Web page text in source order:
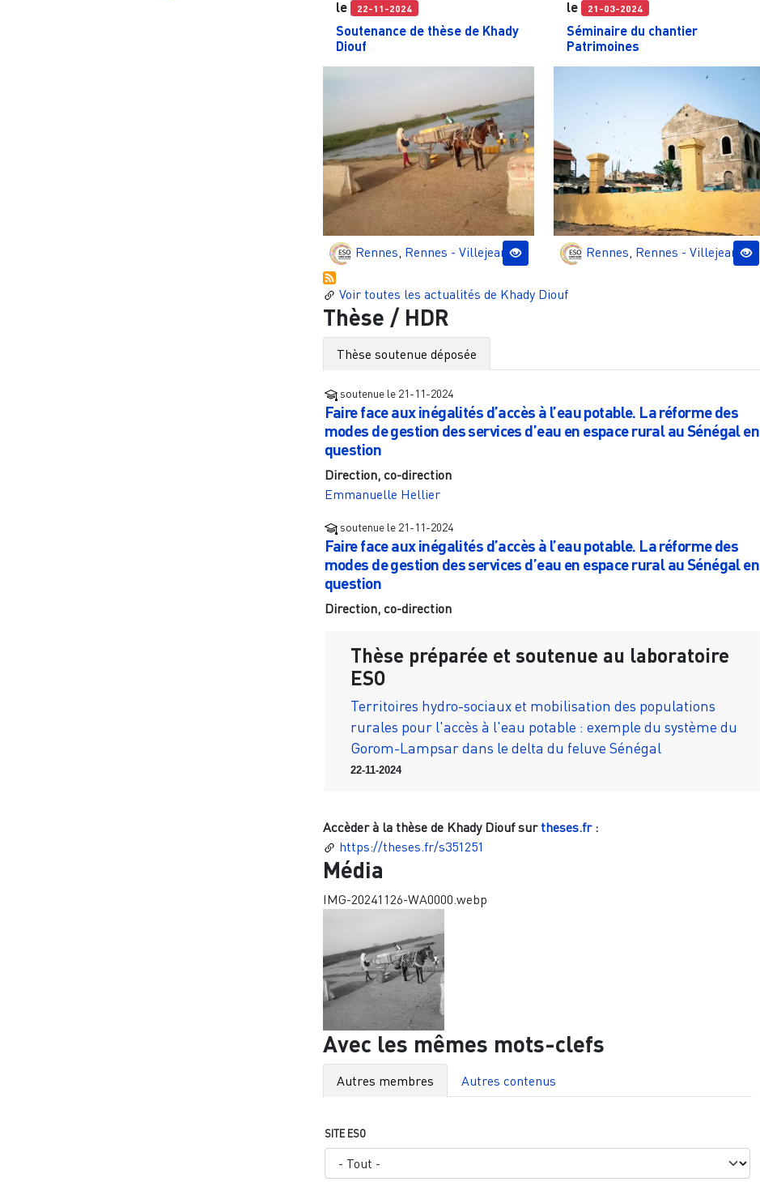
le 22-11-2024
Soutenance de thèse de Khady
Diouf
Rennes Rennes - Villejean
le 21-03-2024
Séminaire du chantier
Patrimoines
Rennes Rennes - Villejean
Voir toutes les actualités de Khady Diouf
Thèse / HDR
Thèse soutenue déposée
soutenue le 21-11-2024
Faire face aux inégalités d’accès à l’eau potable. La réforme des
modes de gestion des services d’eau en espace rural au Sénégal en
question
Direction, co-direction
Emmanuelle Hellier
soutenue le 21-11-2024
Faire face aux inégalités d’accès à l’eau potable. La réforme des
modes de gestion des services d’eau en espace rural au Sénégal en
question
Direction, co-direction
Thèse préparée et soutenue au laboratoire
ESO
Territoires hydro-sociaux et mobilisation des populations
rurales pour l'accès à l'eau potable : exemple du système du
Gorom-Lampsar dans le delta du feluve Sénégal
22-11-2024
Accèder à la thèse de Khady Dioufsurtheses.fr:
https://theses.fr/s351251
Média
IMG-20241126-WA0000.webp
Avec les mêmes mots-clefs
Autres membres Autres contenus
SITE ESO